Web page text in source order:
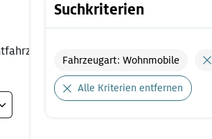
Suchkriterien
Fahrzeugart: Wohnmobile
Alle Kriterien entfernen